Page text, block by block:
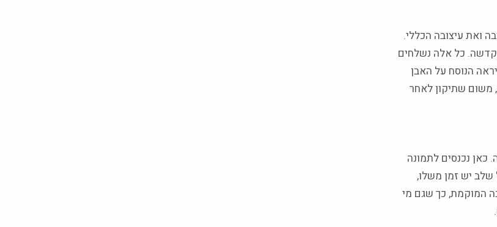
ואת עיצובה הכללי.
כל אלה נשלחים
הנוסח על האבן
משום שתיקון לאחר
נכנסים לתמונה
שלב יש זמן משלו,
המוקמת, כך שגם מי